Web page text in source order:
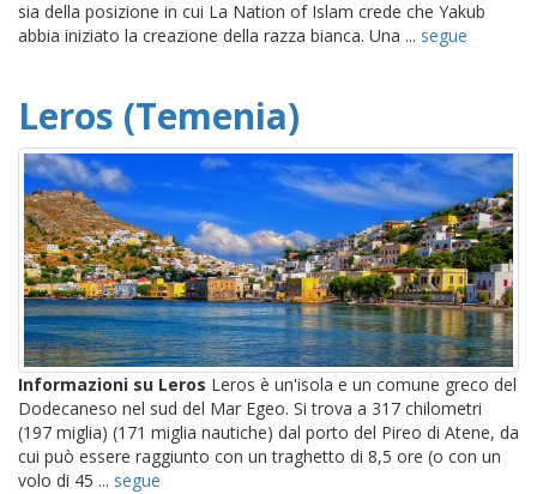
sia della posizione in cui La Nation of Islam crede che Yakub
abbia iniziato la creazione della razza bianca. Una ... segue
Leros (Temenia)
Informazioni su Leros Leros è un'isola e un comune greco del
Dodecaneso nel sud del Mar Egeo. Si trova a 317 chilometri
(197 miglia) (171 miglia nautiche) dal porto del Pireo di Atene, da
cui può essere raggiunto con un traghetto di 8,5 ore (o con un
volo di 45 ... segue